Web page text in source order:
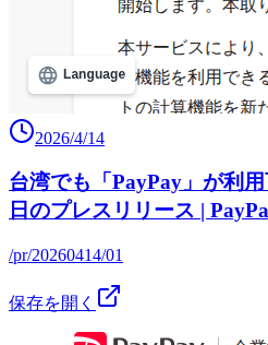
2026/4/14
台湾でも「PayPay」が利
日のプレスリリース |
/pr/20260414/01
保存を開く